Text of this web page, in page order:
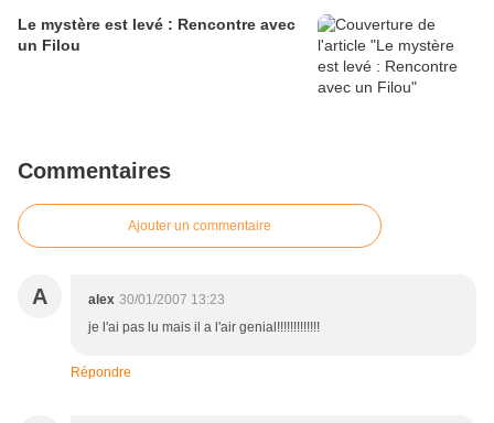
Le mystère est levé : Rencontre avec
un Filou
Commentaires
Ajouter un commentaire
A alex 30/01/2007 13:23
je l'ai pas lu mais il a l'air genial!!!!!!!!!!!!!
Répondre